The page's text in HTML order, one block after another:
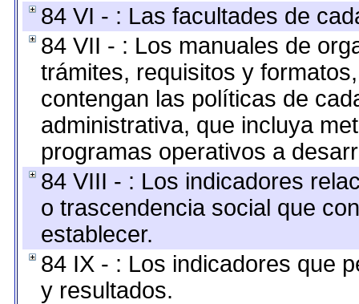
84 VI - : Las facultades de
84 VII - : Los manuales de
trámites, requisitos y
contengan las políticas de
administrativa, que incluya
programas operativos a
84 VIII - : Los indicadores
o trascendencia social que
establecer.
84 IX - : Los indicadores que
y resultados.